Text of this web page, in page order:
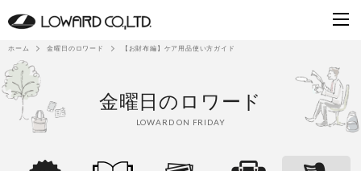
ホーム 金曜日のロワード 【お財布編】ケア用品使い方ガイド
金曜日のロワード
LOWARD ON FRIDAY